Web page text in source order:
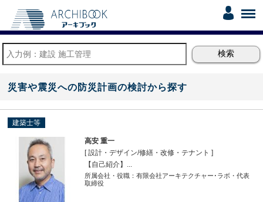
災害や震災への防災計画の検討から探す
建築士等
高安 重一
[ 設計・デザイン/修繕・改修・テナント ]
【自己紹介】...
所属会社・役職：有限会社アーキテクチャー･ラボ・代表
取締役